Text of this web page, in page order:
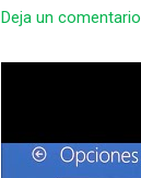
Deja un comentario